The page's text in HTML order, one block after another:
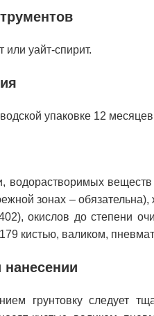
или уайт-спирит.
упаковке 12
водорастворимых
зонах –
окислов до степени
кистью, валиком,
грунтовку следует